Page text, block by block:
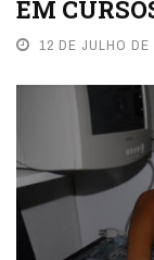
EM
12 DE JULHO DE